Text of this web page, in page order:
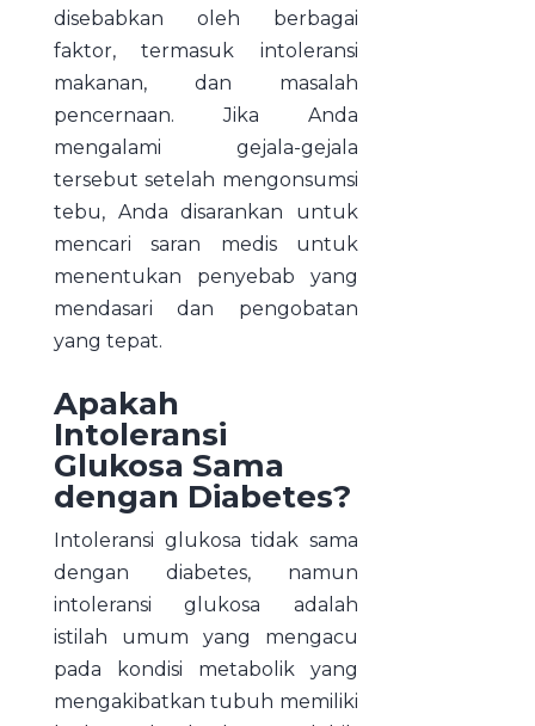
disebabkan oleh berbagai
faktor, termasuk intoleransi
makanan, dan masalah
pencernaan. Jika Anda
mengalami gejala-gejala
tersebut setelah mengonsumsi
tebu, Anda disarankan untuk
mencari saran medis untuk
menentukan penyebab yang
mendasari dan pengobatan
yang tepat.
Apakah
Intoleransi
Glukosa Sama
dengan Diabetes?
Intoleransi glukosa tidak sama
dengan diabetes, namun
intoleransi glukosa adalah
istilah umum yang mengacu
pada kondisi metabolik yang
mengakibatkan tubuh memiliki